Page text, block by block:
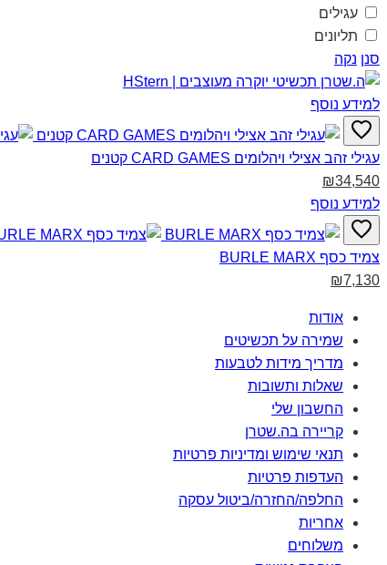
עגילים
תליונים
סנן נקה
למידע נוסף
עגילי זהב אצילי ויהלומים CARD GAMES קטנים‎
₪34,540
למידע נוסף
צמיד כסף BURLE MARX‎
₪7,130
אודות
שמירה על תכשיטים
מדריך מידות לטבעות
שאלות ותשובות
החשבון שלי
קריירה בה.שטרן
תנאי שימוש ומדיניות פרטיות
העדפות פרטיות
החלפה/החזרה/ביטול עסקה
אחריות
משלוחים